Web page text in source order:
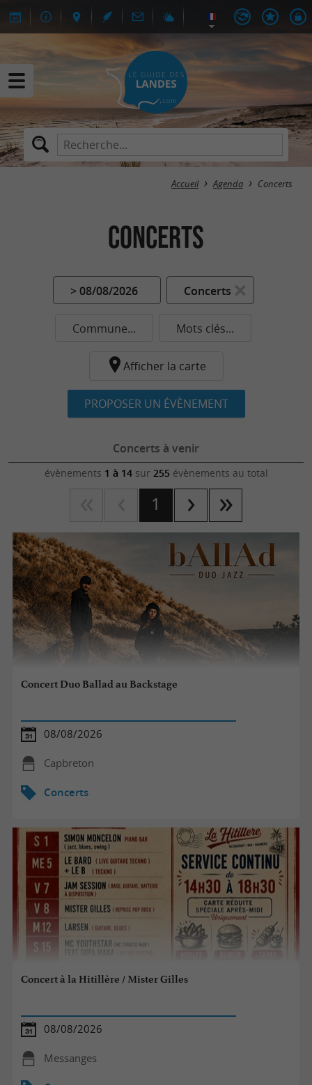
Accueil Agenda Concerts
Concerts
> 08/08/2026 Concerts
Commune... Mots clés...
Afficher la carte
PROPOSER UN ÉVÈNEMENT
Concerts à venir
évènements 1 à 14sur 255 évènements au total
1
Concert Duo Ballad au Backstage
08/08/2026
Capbreton
Concerts
Concert à la Hitillère / Mister Gilles
08/08/2026
Messanges